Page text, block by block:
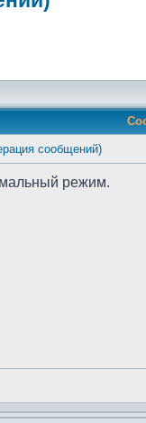
сообщений)
режим.